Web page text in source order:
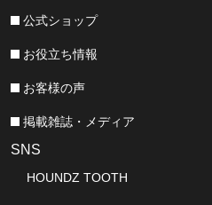
公式ショップ
お役立ち情報
お客様の声
掲載雑誌・メディア
SNS
HOUNDZ TOOTH